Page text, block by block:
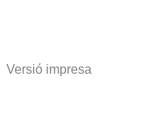
Versió impresa